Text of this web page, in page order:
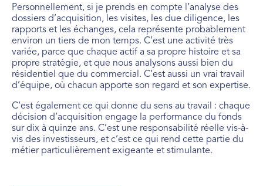
Personnellement, si je prends en compte l’analyse des
dossiers d’acquisition, les visites, les due diligence, les
rapports et les échanges, cela représente probablement
environ un tiers de mon temps. C’est une activité très
variée, parce que chaque actif a sa propre histoire et sa
propre stratégie, et que nous analysons aussi bien du
résidentiel que du commercial. C’est aussi un vrai travail
d’équipe, où chacun apporte son regard et son expertise.
C’est également ce qui donne du sens au travail : chaque
décision d’acquisition engage la performance du fonds
sur dix à quinze ans. C’est une responsabilité réelle vis-à-
vis des investisseurs, et c’est ce qui rend cette partie du
métier particulièrement exigeante et stimulante.